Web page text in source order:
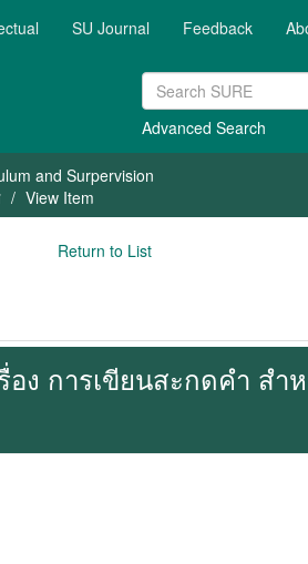
SU Journal Feedback
Advanced Search
and Surpervision
View Item
Return to List
ง การเขียนสะกดคำ สำ